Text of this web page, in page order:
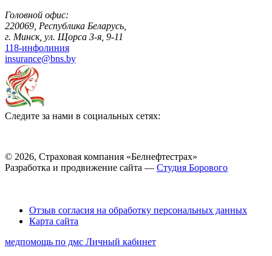
Головной офис:
220069, Республика Беларусь,
г. Минск, ул. Щорса 3-я, 9-11
118-инфолиния
insurance@bns.by
Следите за нами в социальных сетях:
© 2026, Страховая компания «Белнефтестрах»
Разработка и продвижение сайта — Студия Борового
Отзыв согласия на обработку персональных данных
Карта сайта
медпомощь по дмс Личный кабинет